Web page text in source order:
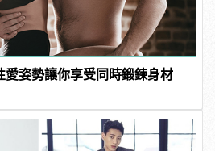
愛姿勢讓你享受同時鍛鍊身材